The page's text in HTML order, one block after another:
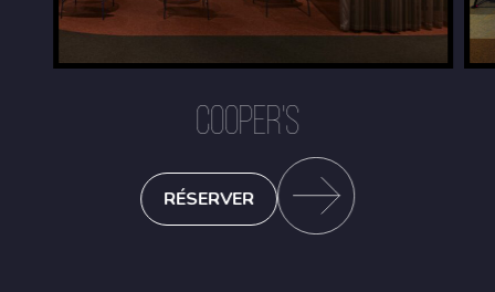
COOPER'S
RÉSERVER